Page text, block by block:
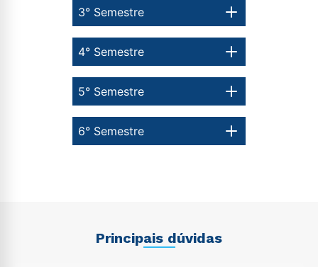
6° Semestre
5° Semestre
4° Semestre
3° Semestre
Principais dúvidas